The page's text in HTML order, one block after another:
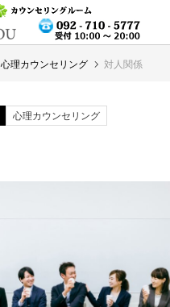
心理カウンセリング 対人関係
心理カウンセリング